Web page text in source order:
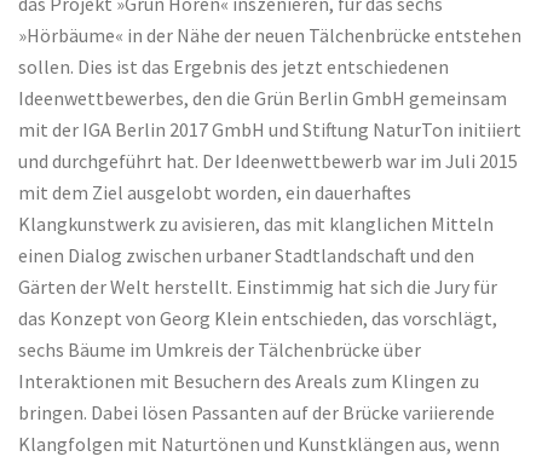
»Hörbäume« in der Nähe der neuen Tälchenbrücke entstehen
sollen. Dies ist das Ergebnis des jetzt entschiedenen
Ideenwettbewerbes, den die Grün Berlin GmbH gemeinsam
mit der IGA Berlin 2017 GmbH und Stiftung NaturTon initiiert
und durchgeführt hat. Der Ideenwettbewerb war im Juli 2015
mit dem Ziel ausgelobt worden, ein dauerhaftes
Klangkunstwerk zu avisieren, das mit klanglichen Mitteln
einen Dialog zwischen urbaner Stadtlandschaft und den
Gärten der Welt herstellt. Einstimmig hat sich die Jury für
das Konzept von Georg Klein entschieden, das vorschlägt,
sechs Bäume im Umkreis der Tälchenbrücke über
Interaktionen mit Besuchern des Areals zum Klingen zu
bringen. Dabei lösen Passanten auf der Brücke variierende
Klangfolgen mit Naturtönen und Kunstklängen aus, wenn